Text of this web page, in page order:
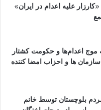
علیه اعدام در ایران»
موج اعدام‌ها و حکومت کشتار
ها و احزاب امضا کننده
بلوچستان توسط خانم